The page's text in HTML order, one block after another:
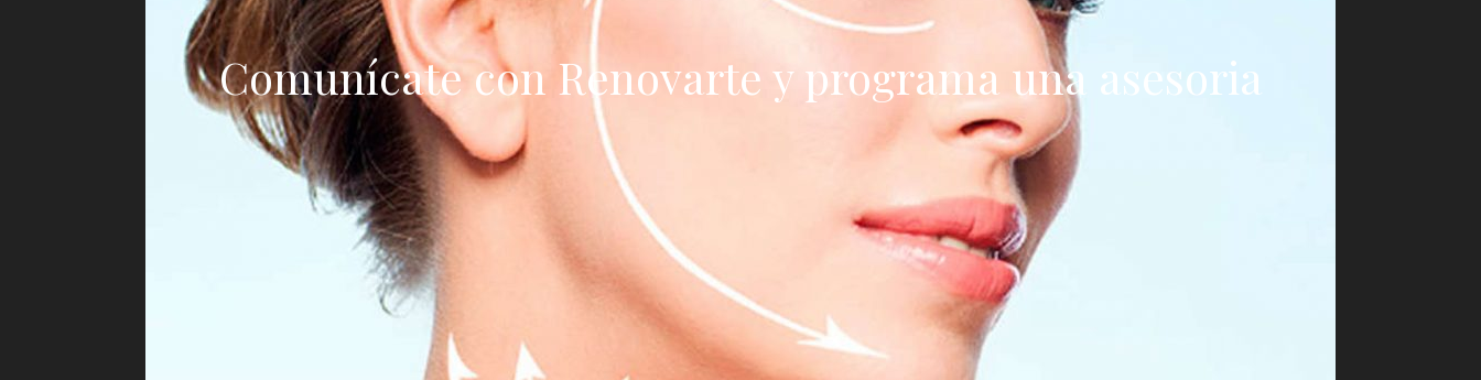
Comunícate con Renovarte y programa una asesoria